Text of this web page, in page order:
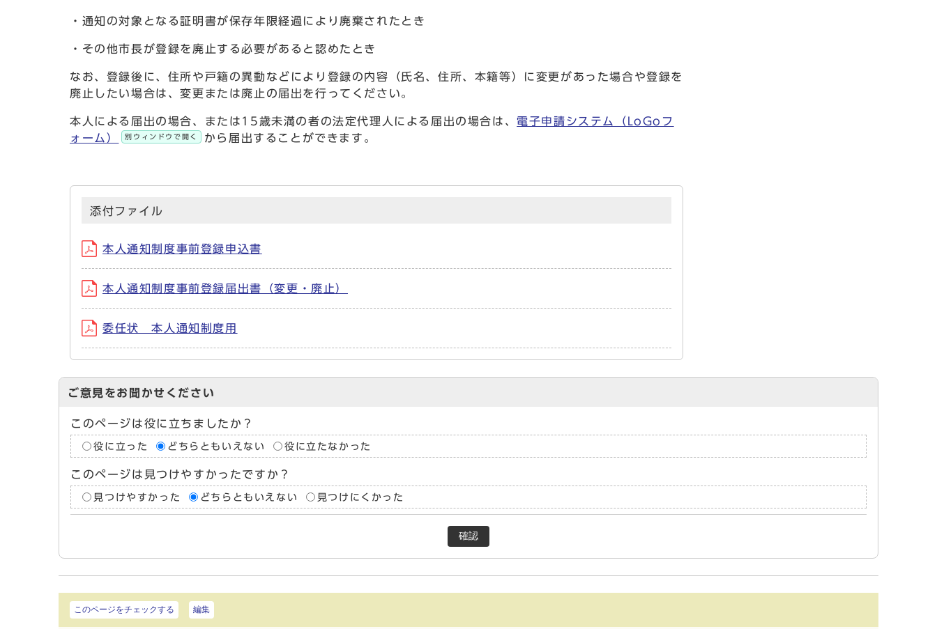
・通知の対象となる証明書が保存年限経過により廃棄されたとき
・その他市長が登録を廃止する必要があると認めたとき
なお、登録後に、住所や戸籍の異動などにより登録の内容（氏名、住所、本籍等）に変更があった場合や登録を
廃止したい場合は、変更または廃止の届出を行ってください。
本人による届出の場合、または15歳未満の者の法定代理人による届出の場合は、電子申請システム（LoGoフ
ォーム）
別ウィンドウで開く から届出することができます。
添付ファイル
本人通知制度事前登録申込書
本人通知制度事前登録届出書（変更・廃止）
委任状 本人通知制度用
ご意見をお聞かせください
このページは役に立ちましたか？
役に立った どちらともいえない 役に立たなかった
このページは見つけやすかったですか？
見つけやすかった どちらともいえない 見つけにくかった
確認
このページをチェックする 編集